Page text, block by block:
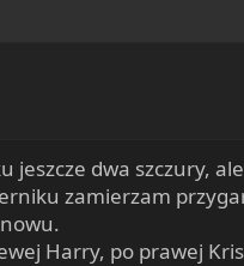
jeszcze dwa szczury,
zamierzam
Harry, po prawej